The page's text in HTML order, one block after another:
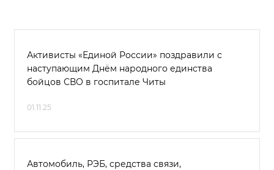
Активисты «Единой России» поздравили с
наступающим Днём народного единства
бойцов СВО в госпитале Читы
01.11.25
Автомобиль, РЭБ, средства связи,